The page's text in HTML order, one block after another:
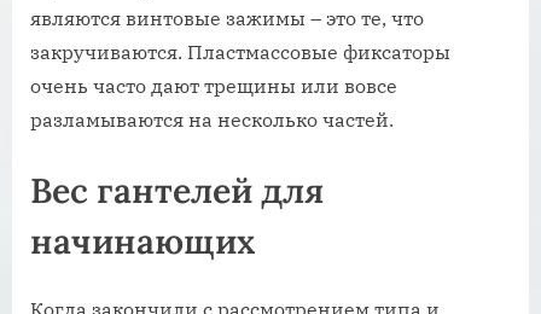
являются винтовые зажимы – это те, что
закручиваются. Пластмассовые фиксаторы
очень часто дают трещины или вовсе
разламываются на несколько частей.
Вес гантелей для
начинающих
Когда закончили с рассмотрением типа и